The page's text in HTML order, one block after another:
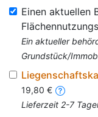
Einen aktuellen
Ein aktueller
Grundstück/
19,80 €
Lieferzeit 2-7